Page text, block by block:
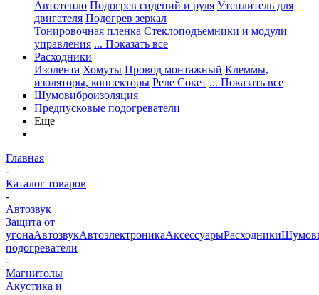
Автотепло Подогрев сидений и руля Утеплитель для
двигателя Подогрев зеркал
Тонировочная пленка Стеклоподъемники и модули
управления ... Показать все
Расходники
Изолента Хомуты Провод монтажный Клеммы,
изоляторы, коннекторы Реле Сокет ... Показать все
Шумовиброизоляция
Предпусковые подогреватели
Еще
Главная
-
Каталог товаров
-
Автозвук
Защита от
угонаАвтозвукАвтоэлектроникаАксессуарыРасходники
подогреватели
-
Магнитолы
Акустика и